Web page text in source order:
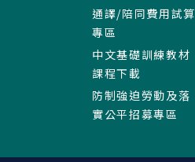
通譯/陪同費用試算
專區
中文基礎訓練教材
課程下載
防制強迫勞動及落
實公平招募專區